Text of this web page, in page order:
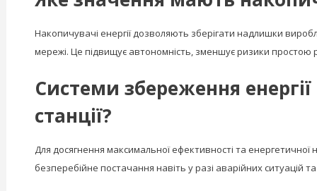
Накопичувачі енергії дозволяють зберігати надлишки
мережі. Це підвищує автономність, зменшує ризики простою
Системи збереження
станції?
Для досягнення максимальної ефективності та
безперебійне постачання навіть у разі аварійних